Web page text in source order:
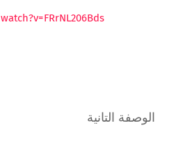
الوصفة التانية